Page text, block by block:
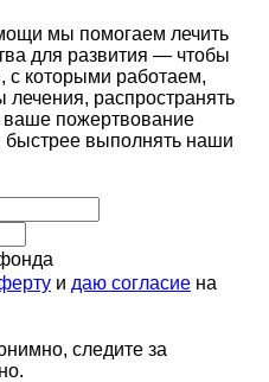
мы помогаем лечить
для развития — чтобы
с которыми работаем,
распространять
пожертвование
выполнять наши
и даю согласие на
следите за